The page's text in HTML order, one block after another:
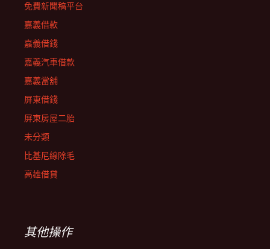
免費新聞稿平台
嘉義借款
嘉義借錢
嘉義汽車借款
嘉義當舖
屏東借錢
屏東房屋二胎
未分類
比基尼線除毛
高雄借貸
其他操作